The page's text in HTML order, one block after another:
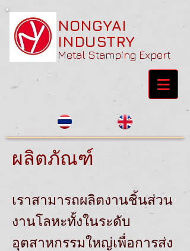
NONGYAI
INDUSTRY
Metal Stamping Expert
ผลิตภัณฑ์
เราสามารถผลิตงานชิ้นส่วน
งานโลหะทั้งในระดับ
อุตสาหกรรมใหญ่เพื่อการส่ง